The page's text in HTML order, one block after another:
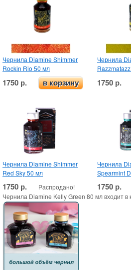
Чернила Diamine Shimmer
Rockin Rio 50 мл
1750 р. в корзину
Чернила
1750 р.
Чернила Diamine Shimmer
Red Sky 50 мл
1750 р. Распродано!
Чернила
Spearmint
1750 р.
Чернила Diamine Kelly Green 80 мл входит в